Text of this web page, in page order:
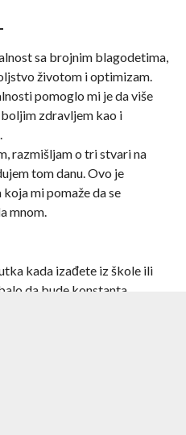
sa brojnim blagodetima,
životom i optimizam.
pomoglo mi je da više
zdravljem kao i
razmišljam o tri stvari na
tom danu. Ovo je
mi pomaže da se
mnom.
kada izađete iz škole ili
da bude konstanta